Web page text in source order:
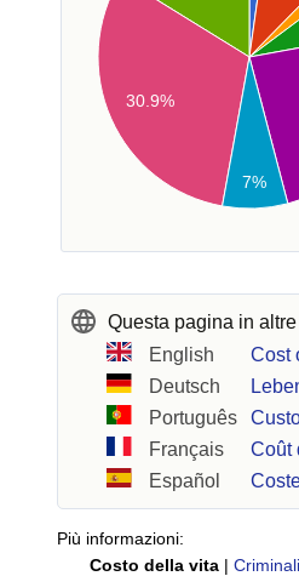
30.9%
7%
Questa pagina in
English
Cost
Deutsch
Português
Français
Coût
Español
Più informazioni:
Costo della vita |